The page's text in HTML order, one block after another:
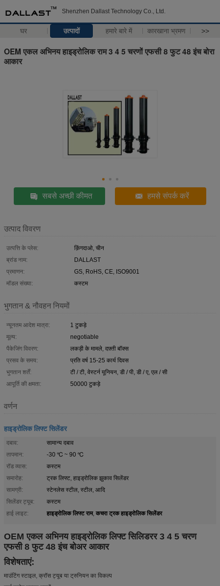
Shenzhen Dallast Technology Co., Ltd.
घर उत्पादों हमारे बारे में कारखाना भ्रमण >>
OEM एकल अभिनय हाइड्रोलिक राम 3 4 5 चरणों एफसी 8 फुट 48 इंच बोरा
आकार
सबसे अच्छी कीमत हमसे संपर्क करें
उत्पाद विवरण
उत्पत्ति के प्लेस:
क़िंगदाओ, चीन
ब्रांड नाम:
DALLAST
प्रमाणन:
GS, RoHS, CE, ISO9001
मॉडल संख्या:
कस्टम
भुगतान & नौवहन नियमों
न्यूनतम आदेश मात्रा:
1 टुकड़े
मूल्य:
negotiable
पैकेजिंग विवरण:
लकड़ी के मामले, दफ़्ती बॉक्स
प्रसव के समय:
प्रति वर्ष 15-25 कार्य दिवस
भुगतान शर्तें:
टी / टी, वेस्टर्न यूनियन, डी / पी, डी / ए, एल / सी
आपूर्ति की क्षमता:
50000 टुकड़े
वर्णन
हाइड्रोलिक लिफ्ट सिलेंडर
दबाव:
सामान्य दबाव
तापमान:
-30 ℃ ~ 90 ℃
रॉड व्यास:
कस्टम
समारोह:
ट्रक लिफ्ट, हाइड्रोलिक झुकाव सिलेंडर
सामग्री:
स्टेनलेस स्टील, स्टील, आदि
सिलेंडर ट्यूब:
कस्टम
हाई लाइट:
हाइड्रोलिक लिफ्ट राम, कचरा ट्रक हाइड्रोलिक सिलेंडर
OEM एकल अभिनय हाइड्रोलिक लिफ्ट सिलिडरर 3 4 5 चरण
एफसी 8 फुट 48 इंच बोअर आकार
विशेषताएं:
माउंटिंग स्टाइल, क्रॉस ट्यूब या ट्रुनियन का विकल्प